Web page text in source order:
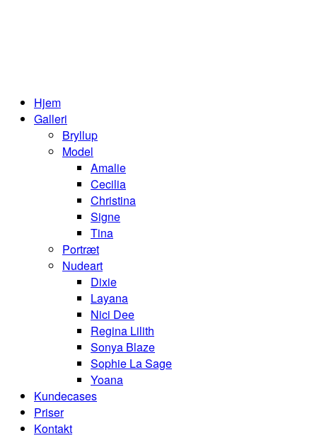
Hjem
Galleri
Bryllup
Model
Amalie
Cecilia
Christina
Signe
Tina
Portræt
Nudeart
Dixie
Layana
Nici Dee
Regina Lilith
Sonya Blaze
Sophie La Sage
Yoana
Kundecases
Priser
Kontakt